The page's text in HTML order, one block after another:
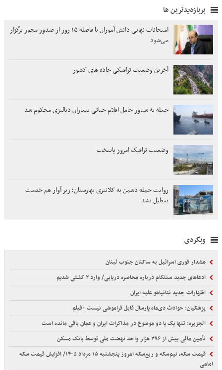
پربازدیدترین ها
امتحانات نهایی دانش آموزان با فاصله ۱۵ روز از صدور مجوز برگزار
می‌شود
آخرین وضعیت ترافیکی جاده های کشور
حمله به شناور حامل اقلام حیاتی بیماران دیالیزی محکوم شد
وضعیت ترافیک امروز پایتخت
روایت حمله دشمن به کلانتری بهارستان؛ زیر آوار هم خدمت
تعطیل نشد
وبگردی
هشدار فوری اسرائیل به ساکنان جنوب لبنان
ادعاهای جدید سنتکام درباره محاصره دریایی/ وارد ۲ کشتی شدیم
اظهارات جدید نتانیاهو علیه ایران
پزشکیان: حوادث دی‌ماه پارسال قابل فراموشی نیست +فیلم
الجزیره: تنها یک یا دو موضوع در مذاکرات ایران و عمان باقی مانده است
تأمین مالی بیش از ۳۹۶ هزار واحد نهضت ملی توسط بانک مسکن
قیمت سکه، نیم‌سکه و ربع‌سکه امروز پنجشنبه ۱۵ مرداد ۱۴۰۵/ افزایش قیمت سکه
امامی